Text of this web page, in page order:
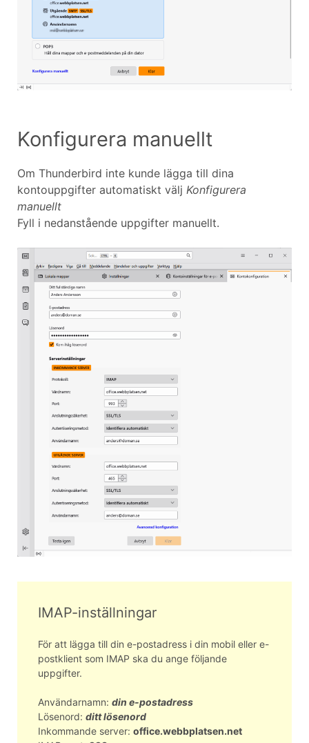
Konfigurera manuellt
Om Thunderbird inte kunde lägga till dina
kontouppgifter automatiskt välj Konfigurera
manuellt
Fyll i nedanstående uppgifter manuellt.
IMAP-inställningar
För att lägga till din e-postadress i din mobil eller e-
postklient som IMAP ska du ange följande
uppgifter.
Användarnamn: din e-postadress
Lösenord: ditt lösenord
Inkommande server: office.webbplatsen.net